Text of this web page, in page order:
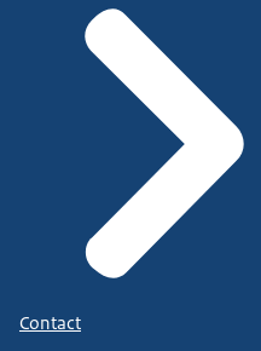
Contact